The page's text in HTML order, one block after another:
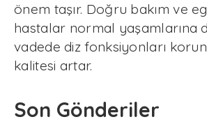
önem taşır. Doğru bakım ve
hastalar normal yaşamlarına
vadede diz fonksiyonları
kalitesi artar.
Son Gönderiler